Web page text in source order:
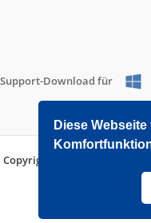
Support-Download für
Copyright © 2026 O&V
Diese